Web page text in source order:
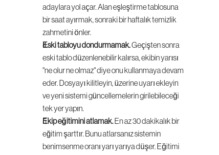
adaylara yol açar. Alan eşleştirme tablosuna
bir saat ayırmak, sonraki bir haftalık temizlik
zahmetini önler.
Eski tabloyu dondurmamak. Geçişten sonra
eski tablo düzenlenebilir kalırsa, ekibin yarısı
"ne olur ne olmaz" diye onu kullanmaya devam
eder. Dosyayı kilitleyin, üzerine uyarı ekleyin
ve yeni sistemi güncellemelerin girilebileceği
tek yer yapın.
Ekip eğitimini atlamak. En az 30 dakikalık bir
eğitim şarttır. Bunu atlarsanız sistemin
benimsenme oranı yarı yarıya düşer. Eğitimi